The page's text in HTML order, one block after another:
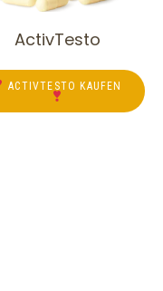
ActivTesto
ACTIVTESTO KAUFEN